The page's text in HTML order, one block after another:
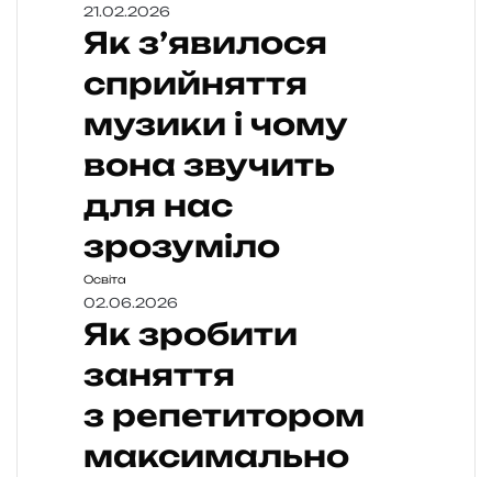
21.02.2026
Як з’явилося
сприйняття
музики і чому
вона звучить
для нас
зрозуміло
Освіта
02.06.2026
Як зробити
заняття
з репетитором
максимально